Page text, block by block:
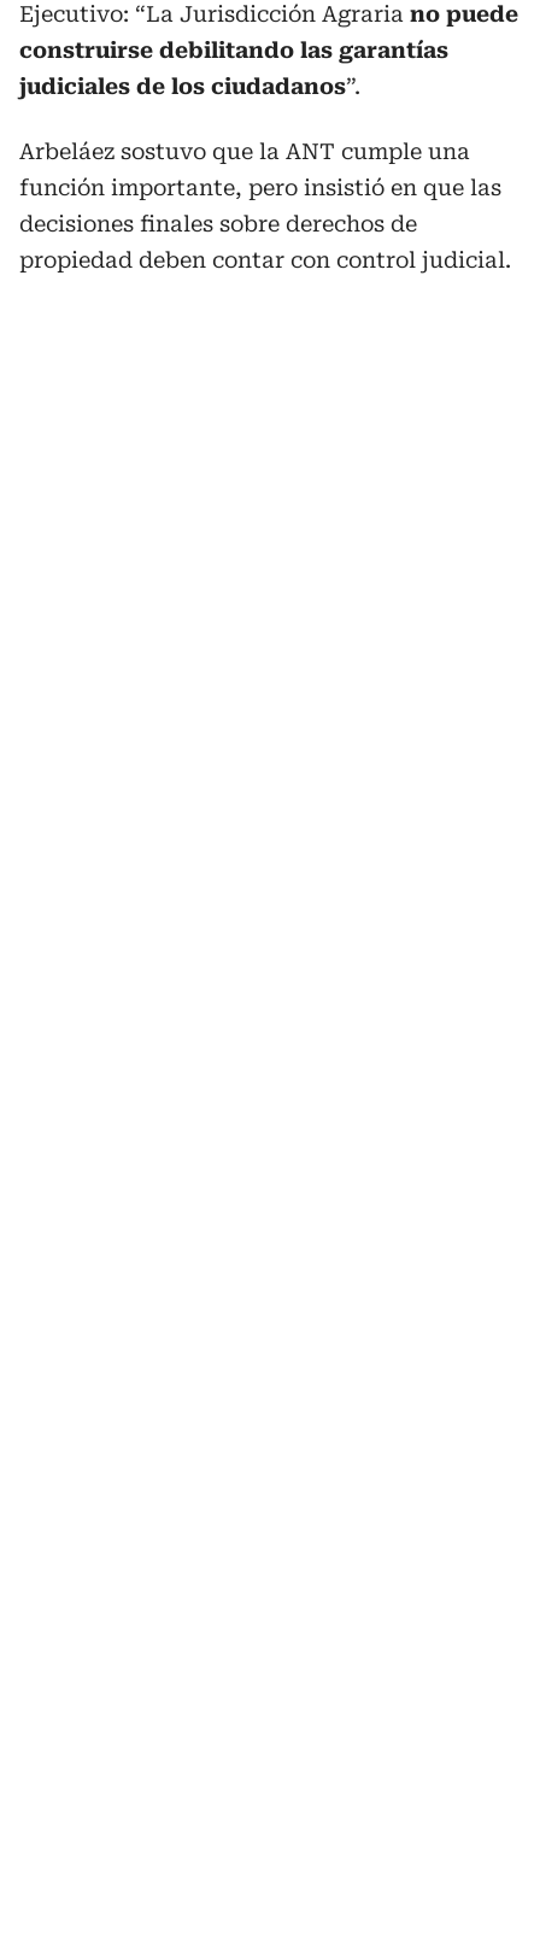
Ejecutivo: “La Jurisdicción Agraria no puede
construirse debilitando las garantías
judiciales de los ciudadanos”.
Arbeláez sostuvo que la ANT cumple una
función importante, pero insistió en que las
decisiones finales sobre derechos de
propiedad deben contar con control judicial.